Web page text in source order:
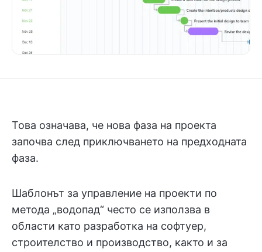
Това означава, че нова фаза на проекта
започва след приключването на предходната
фаза.
Шаблонът за управление на проекти по
метода „водопад“ често се използва в
области като разработка на софтуер,
строителство и производство, както и за